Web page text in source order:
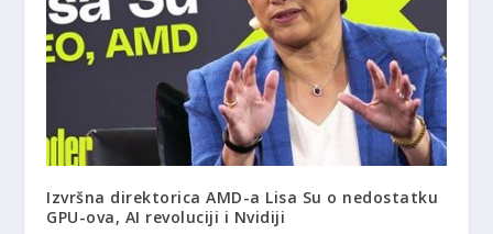
Izvršna direktorica AMD-a Lisa Su o nedostatku
GPU-ova, AI revoluciji i Nvidiji